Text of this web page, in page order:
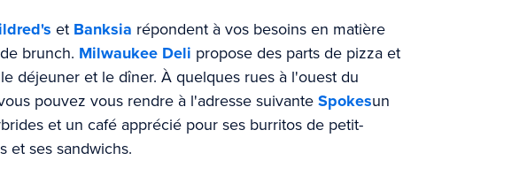
et Banksia répondent à vos besoins en matière
brunch. Milwaukee Deli propose des parts de pizza et
déjeuner et le dîner. À quelques rues à l'ouest du
pouvez vous rendre à l'adresse suivanteSpokesun
et un café apprécié pour ses burritos de petit-
et ses sandwichs.